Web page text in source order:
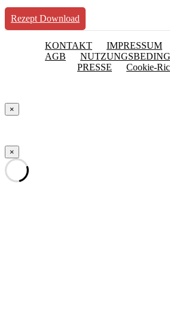
Rezept Download
KONTAKT IMPRESSUM
AGB
PRESSE
Cookie-
×
×